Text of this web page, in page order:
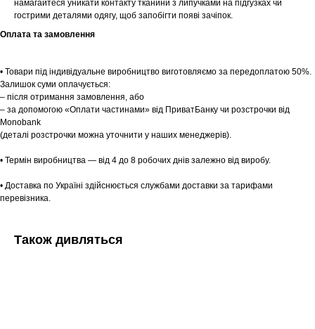
намагайтеся уникати контакту тканини з липучками на підгузках чи
гострими деталями одягу, щоб запобігти появі зачіпок.
Оплата та замовлення
• Товари під індивідуальне виробництво виготовляємо за передоплатою 50%.
Залишок суми оплачується:
– після отримання замовлення, або
– за допомогою «Оплати частинами» від ПриватБанку чи розстрочки від
Monobank
(деталі розстрочки можна уточнити у наших менеджерів).
• Термін виробництва — від 4 до 8 робочих днів залежно від виробу.
• Доставка по Україні здійснюється службами доставки за тарифами
перевізника.
Також дивляться
Tekstura
Заплануйте візит у простір створений
для вас